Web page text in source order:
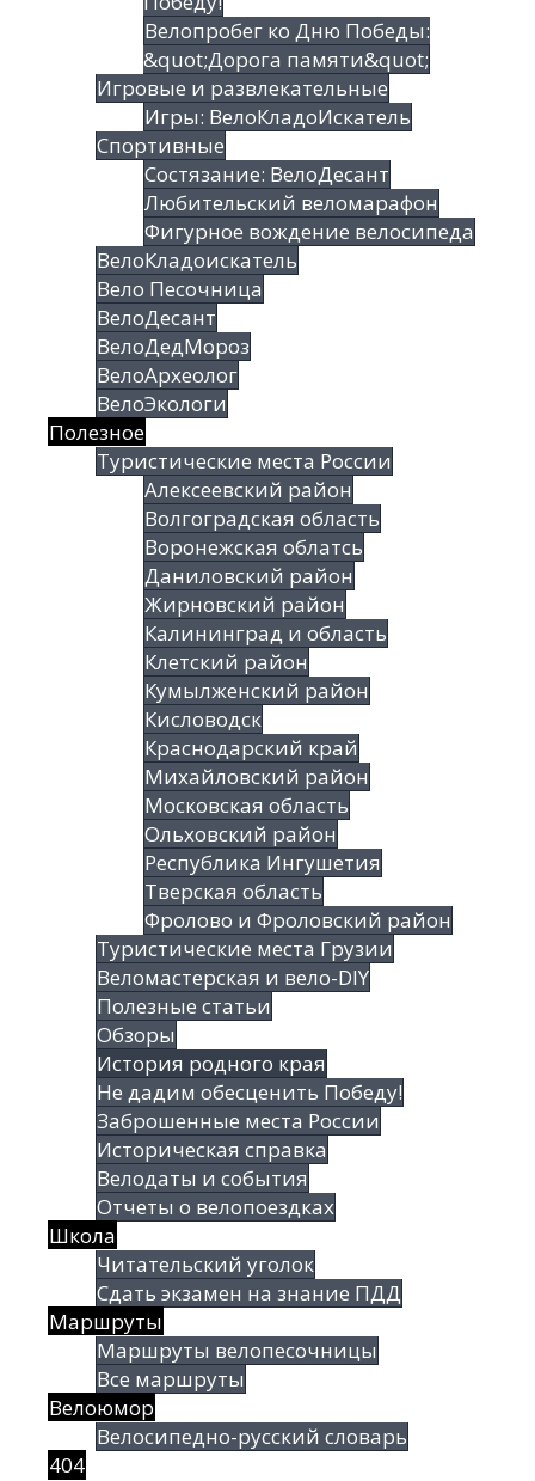
Велопробег ко Дню Победы:
&quot;Дорога памяти&quot;
Игровые и развлекательные
Игры: ВелоКладоИскатель
Спортивные
Состязание: ВелоДесант
Любительский веломарафон
Фигурное вождение велосипеда
ВелоКладоискатель
Вело Песочница
ВелоДесант
ВелоДедМороз
ВелоАрхеолог
ВелоЭкологи
Полезное
Туристические места России
Алексеевский район
Волгоградская облаcть
Воронежская облатсь
Даниловский район
Жирновский район
Калининград и область
Клетский район
Кумылженский район
Кисловодск
Краснодарский край
Михайловский район
Московская область
Ольховский район
Республика Ингушетия
Тверская область
Фролово и Фроловский район
Туристические места Грузии
Веломастерская и вело-DIY
Полезные статьи
Обзоры
История родного края
Не дадим обесценить Победу!
Заброшенные места России
Историческая справка
Велодаты и события
Отчеты о велопоездках
Школа
Читательский уголок
Сдать экзамен на знание ПДД
Маршруты
Маршруты велопесочницы
Все маршруты
Велоюмор
Велосипедно-русский словарь
404